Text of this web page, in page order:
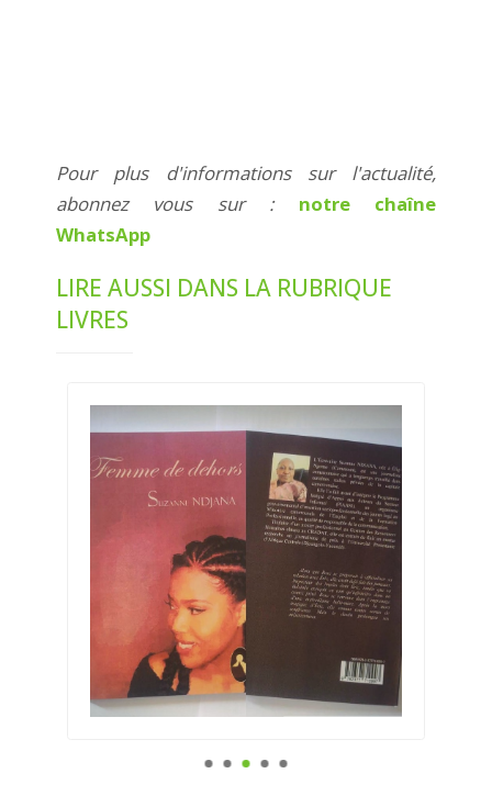
Pour plus d'informations sur l'actualité,
abonnez vous sur : notre chaîne
WhatsApp
LIRE AUSSI DANS LA RUBRIQUE
LIVRES